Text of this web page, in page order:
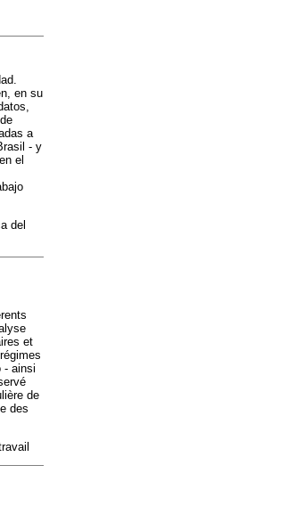
en su
a
- y
el
del
et
- ainsi
de
des